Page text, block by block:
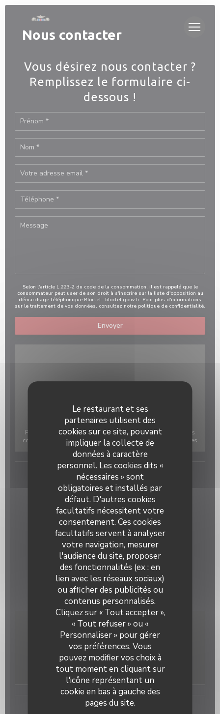
Personnalisation de vos choix en matière de cookies
Le restaurant et ses
partenaires utilisent des
cookies sur ce site, pouvant
impliquer la collecte de
données à caractère
personnel. Les cookies dits «
nécessaires » sont
obligatoires et installés par
défaut. D'autres cookies
facultatifs nécessitent votre
consentement. Ces cookies
facultatifs servent à analyser
votre navigation, mesurer
l'audience du site, proposer
des fonctionnalités (ex : en
lien avec les réseaux sociaux)
ou afficher des publicités ou
contenus personnalisés.
Cliquez sur « Tout accepter »,
« Tout refuser » ou «
Personnaliser » pour gérer
vos préférences. Vous
pouvez modifier vos choix à
tout moment en cliquant sur
l'icône représentant un
cookie en bas à gauche des
pages du site.
Nous contacter
Vous désirez nous contacter ?
Remplissez le formulaire ci-
dessous !
Selon l'article L.223-2 du code de la consommation, il est rappelé que le
consommateur peut user de son droit à s'inscrire sur la liste d'opposition au
démarchage téléphonique Bloctel : bloctel.gouv.fr. Pour plus d'informations
sur le traitement de vos données, consultez notre politique de confidentialité.
Pour afficher la carte interactive Waze, vous devez accepter les
cookies Waze Map (Google). Ces cookies peuvent collecter des
données de navigation et de localisation.
Infos pratiques
Cuisine
Gastronomique, Française Traditionnelle
Type de restaurant
Restaurant
Services
Terrasse, Privatisation, Accès Wifi
Moyens de paiement
Carte Bleue, Visa, Eurocard/Mastercard, Espèces,
Chèques, American Express
Horaires
Dim 11h00 - 16h00 • 17h30 - 23h00